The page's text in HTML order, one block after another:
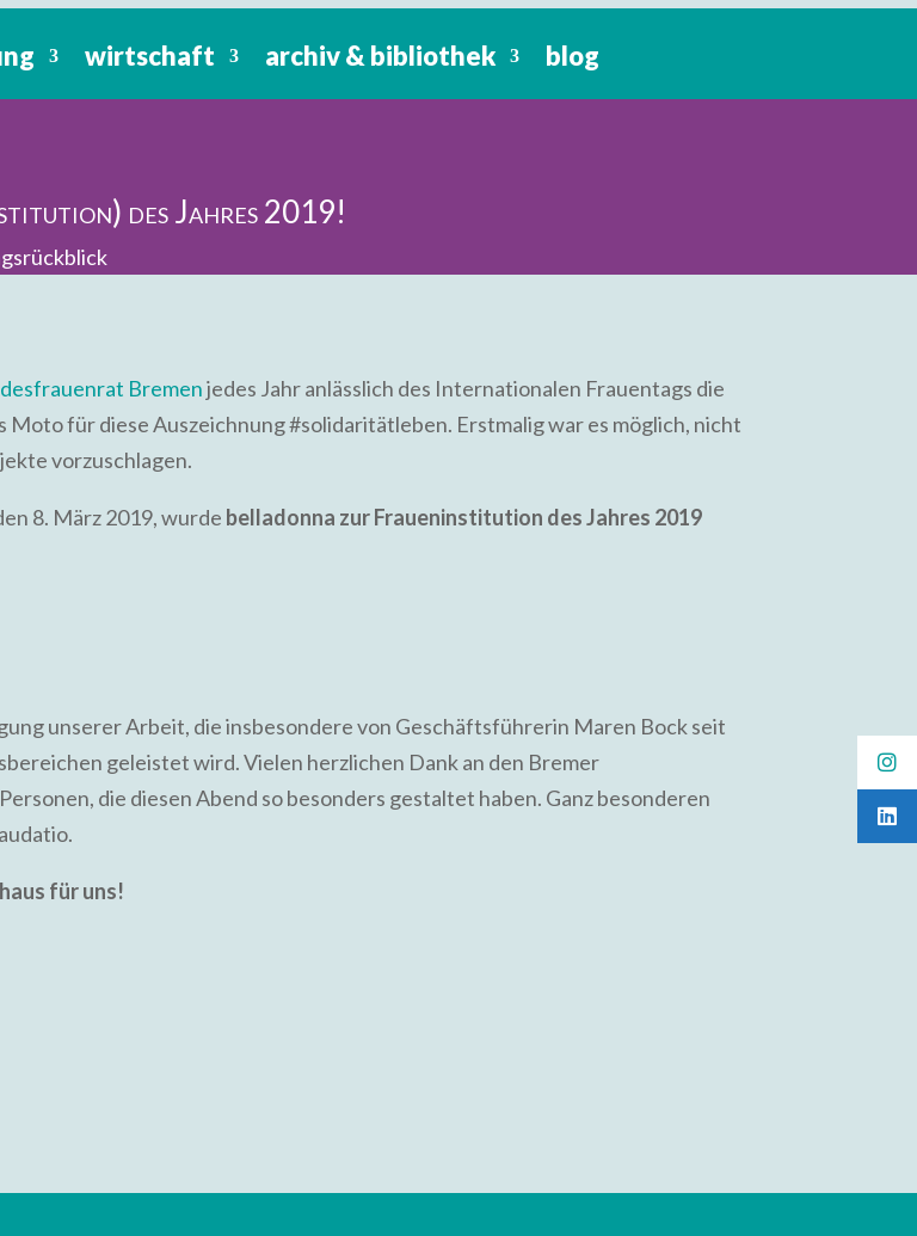
wirtschaft archiv & bibliothek blog
des Jahres 2019!
Bremenjedes Jahr anlässlich des Internationalen Frauentags die
Moto für diese Auszeichnung #solidaritätleben. Erstmalig war es möglich, nicht
vorzuschlagen.
8. März 2019, wurde belladonna zur Fraueninstitution des Jahres 2019
unserer Arbeit, die insbesondere von Geschäftsführerin Maren Bock seit
geleistet wird. Vielen herzlichen Dank an den Bremer
die diesen Abend so besonders gestaltet haben. Ganz besonderen
für uns!